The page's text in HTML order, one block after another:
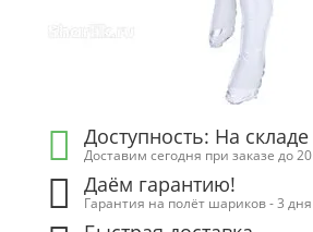
Доступность: На складе
Доставим сегодня при заказе до
Даём гарантию!
Гарантия на полёт шариков - 3 дня